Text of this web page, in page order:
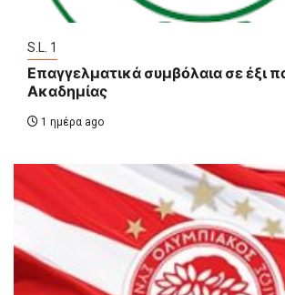
S.L. 1
Επαγγελματικά συμβόλαια σε έξι
Ακαδημίας
1 ημέρα ago